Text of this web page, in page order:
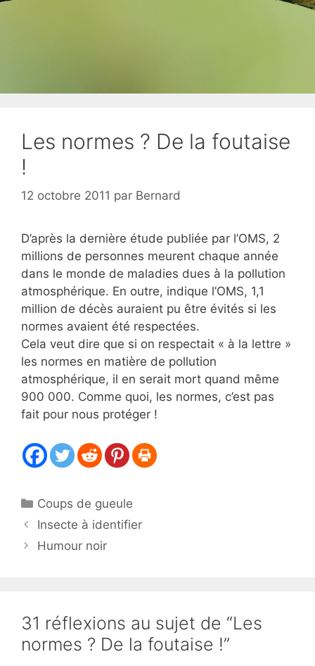
Les normes ? De la foutaise
!
12 octobre 2011 par Bernard
D’après la dernière étude publiée par l’OMS, 2
millions de personnes meurent chaque année
dans le monde de maladies dues à la pollution
atmosphérique. En outre, indique l’OMS, 1,1
million de décès auraient pu être évités si les
normes avaient été respectées.
Cela veut dire que si on respectait « à la lettre »
les normes en matière de pollution
atmosphérique, il en serait mort quand même
900 000. Comme quoi, les normes, c’est pas
fait pour nous protéger !
Catégories
Coups de gueule
Insecte à identifier
Humour noir
31 réflexions au sujet de “Les
normes ? De la foutaise !”